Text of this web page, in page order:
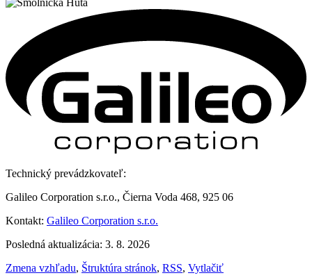
Technický prevádzkovateľ:
Galileo Corporation s.r.o., Čierna Voda 468, 925 06
Kontakt: Galileo Corporation s.r.o.
Posledná aktualizácia: 3. 8. 2026
Zmena vzhľadu, Štruktúra stránok, RSS, Vytlačiť